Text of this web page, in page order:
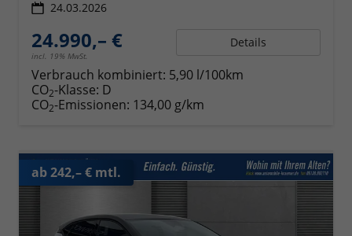
24.03.2026
24.990,– €
incl. 19% MwSt.
Details
Verbrauch kombiniert: 5,90 l/100km
CO2-Klasse: D
CO2-Emissionen: 134,00 g/km
ab 242,– € mtl.